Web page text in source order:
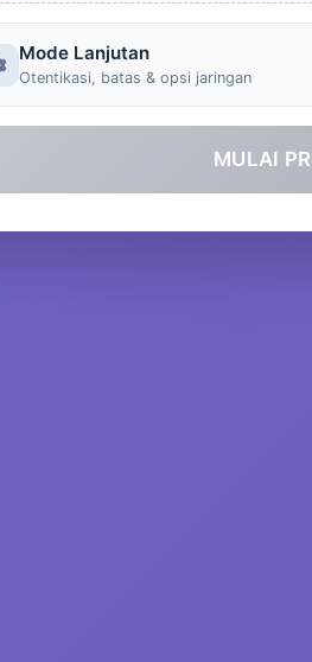
Mode Lanjutan
Otentikasi, batas & opsi jaringan
MULAI